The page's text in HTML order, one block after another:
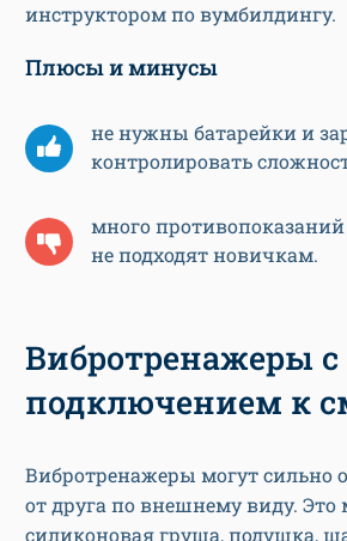
инструктором по вумбилдингу.
Плюсы и минусы
не нужны батарейки и
контролировать
много
не подходят новичкам.
Вибротренажеры с
подключением к
Вибротренажеры могут сильно
от друга по внешнему виду.
силиконовая груша, подушка,